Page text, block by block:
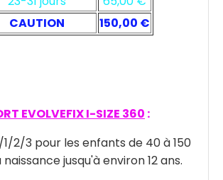
CAUTION
150,00 €
EVOLVEFIX I-SIZE 360 :
2/3 pour les enfants de 40 à 150
jusqu'à environ 12 ans.